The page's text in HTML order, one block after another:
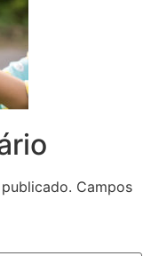
Campos